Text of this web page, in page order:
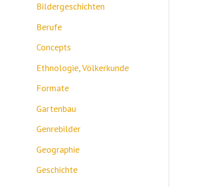
:
Bildergeschichten
Berufe
Concepts
Ethnologie, Völkerkunde
Formate
Gartenbau
Genrebilder
Geographie
Geschichte